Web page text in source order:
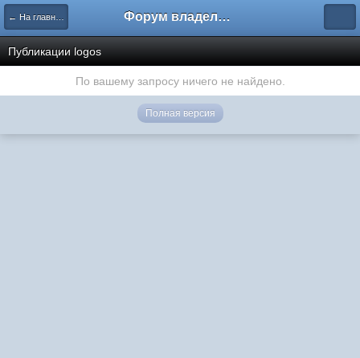
← На главную Форум владельцев интернет-магазинов
Публикации logos
По вашему запросу ничего не найдено.
Полная версия